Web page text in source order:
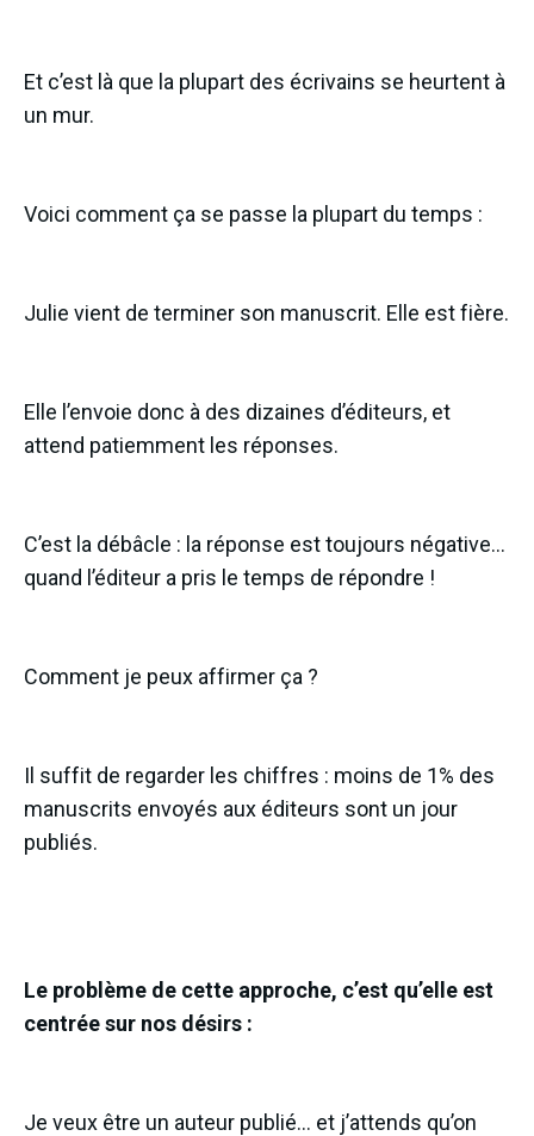
Et c’est là que la plupart des écrivains se heurtent à
un mur.
Voici comment ça se passe la plupart du temps :
Julie vient de terminer son manuscrit. Elle est fière.
Elle l’envoie donc à des dizaines d’éditeurs, et
attend patiemment les réponses.
C’est la débâcle : la réponse est toujours négative…
quand l’éditeur a pris le temps de répondre !
Comment je peux affirmer ça ?
Il suffit de regarder les chiffres : moins de 1% des
manuscrits envoyés aux éditeurs sont un jour
publiés.
Le problème de cette approche, c’est qu’elle est
centrée sur nos désirs :
Je veux être un auteur publié… et j’attends qu’on